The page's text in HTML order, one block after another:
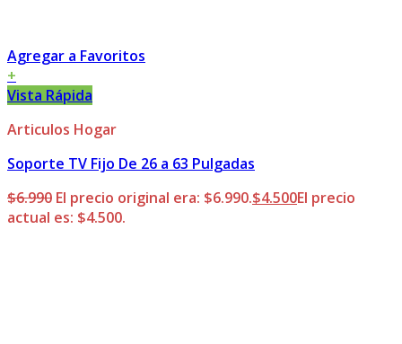
Agregar a Favoritos
+
Vista Rápida
Articulos Hogar
Soporte TV Fijo De 26 a 63 Pulgadas
$6.990 El precio original era: $6.990.$4.500El precio
actual es: $4.500.